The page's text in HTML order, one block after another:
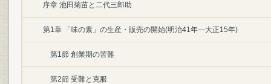
序章 池田菊苗と二代三郎助
第1章 「味の素」の生産・販売の開始(明治41年―大正15年)
第1節 創業期の苦難
第2節 受難と克服